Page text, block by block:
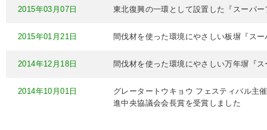
2015年03月07日 東北復興の一環として設置した『スーパ
2015年01月21日 間伐材を使った環境にやさしい板塀『ス
2014年12月18日 間伐材を使った環境にやさしい万年塀『
2014年10月01日
グレータートウキョウ フェスティバル主
進中央協議会会長賞を受賞しました